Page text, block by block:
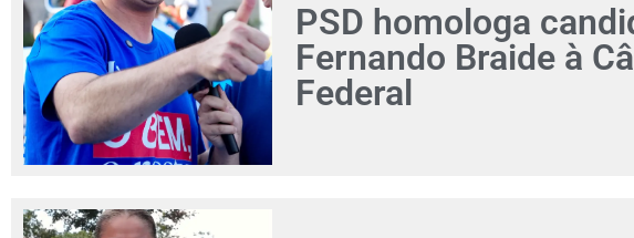
PSD homologa
Fernando Braide à
Federal